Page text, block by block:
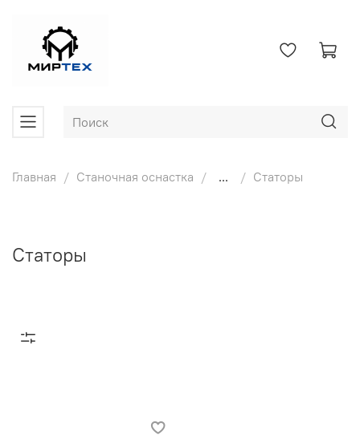
Главная Станочная оснастка ... Статоры
Статоры